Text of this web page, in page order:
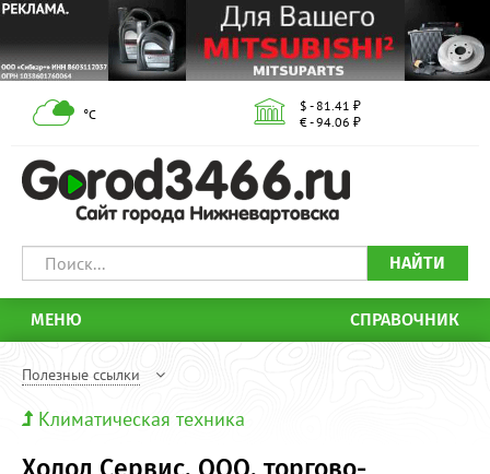
°С
$ - 81.41 ₽
€ - 94.06 ₽
НАЙТИ
МЕНЮ СПРАВОЧНИК
Полезные ссылки
Климатическая техника